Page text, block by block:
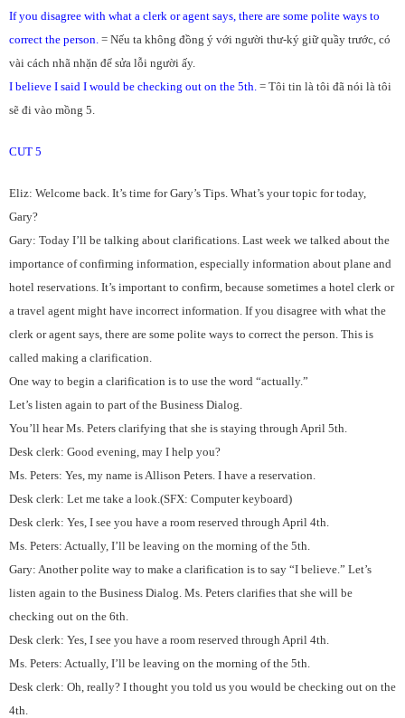
If you disagree with what a clerk or agent says, there are some polite ways to
correct the person. = Nếu ta không đồng ý với người thư-ký giữ quầy trước, có
vài cách nhã nhặn để sửa lỗi người ấy.
I believe I said I would be checking out on the 5th. = Tôi tin là tôi đã nói là tôi
sẽ đi vào mồng 5.
CUT 5
Eliz: Welcome back. It’s time for Gary’s Tips. What’s your topic for today,
Gary?
Gary: Today I’ll be talking about clarifications. Last week we talked about the
importance of confirming information, especially information about plane and
hotel reservations. It’s important to confirm, because sometimes a hotel clerk or
a travel agent might have incorrect information. If you disagree with what the
clerk or agent says, there are some polite ways to correct the person. This is
called making a clarification.
One way to begin a clarification is to use the word “actually.”
Let’s listen again to part of the Business Dialog.
You’ll hear Ms. Peters clarifying that she is staying through April 5th.
Desk clerk: Good evening, may I help you?
Ms. Peters: Yes, my name is Allison Peters. I have a reservation.
Desk clerk: Let me take a look.(SFX: Computer keyboard)
Desk clerk: Yes, I see you have a room reserved through April 4th.
Ms. Peters: Actually, I’ll be leaving on the morning of the 5th.
Gary: Another polite way to make a clarification is to say “I believe.” Let’s
listen again to the Business Dialog. Ms. Peters clarifies that she will be
checking out on the 6th.
Desk clerk: Yes, I see you have a room reserved through April 4th.
Ms. Peters: Actually, I’ll be leaving on the morning of the 5th.
Desk clerk: Oh, really? I thought you told us you would be checking out on the
4th.